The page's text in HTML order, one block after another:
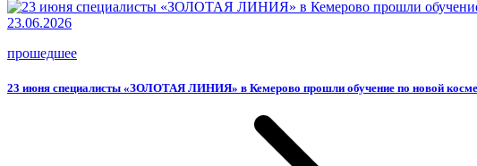
23.06.2026
прошедшее
23 июня специалисты «ЗОЛОТАЯ ЛИНИЯ» в Кемерово прошли обучение по новой